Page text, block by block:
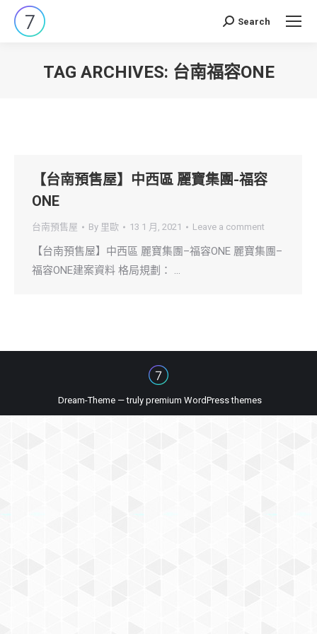
Search:
Search
TAG ARCHIVES: 台南福容ONE
【台南預售屋】中西區 麗寶集團-福容
ONE
台南預售屋 By 里歐 13 1 月, 2021 Leave a comment
【台南預售屋】中西區 麗寶集團–福容ONE 麗寶集團–
福容ONE建案資料 格局規劃： …
Dream-Theme — truly premium WordPress themes